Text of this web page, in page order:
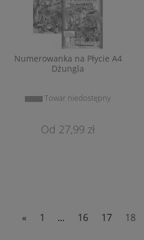
Numerowanka na Płycie A4
Dżungla
Towar niedostępny
27,99 zł
« 1 ... 16 17 18